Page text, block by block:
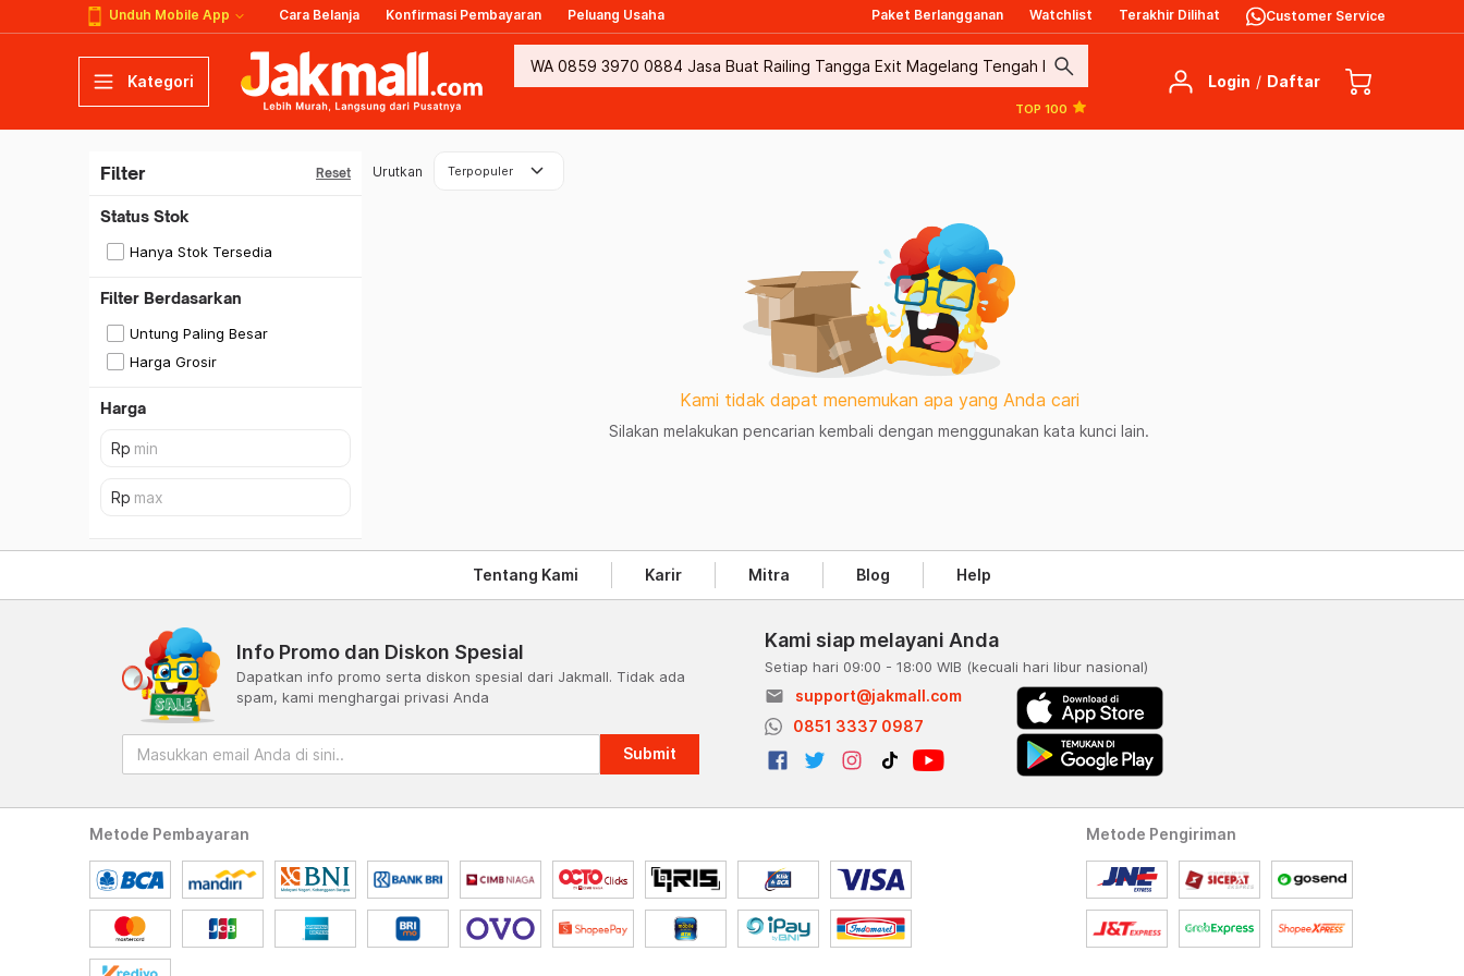
Unduh Mobile App Cara Belanja Konfirmasi Pembayaran Peluang Usaha Paket Berlangganan Watchlist Terakhir Dilihat Customer Service
Kategori search
TOP 100
Login / Daftar
Filter Reset
Status Stok
Hanya Stok Tersedia
Filter Berdasarkan
Untung Paling Besar
Harga Grosir
Harga
Urutkan Terpopuler keyboard_arrow_down
Kami tidak dapat menemukan apa yang Anda cari
Silakan melakukan pencarian kembali dengan menggunakan kata kunci lain.
Tentang Kami Karir Mitra Blog Help
Info Promo dan Diskon Spesial
Dapatkan info promo serta diskon spesial dari Jakmall. Tidak ada
spam, kami menghargai privasi Anda
Submit
Kami siap melayani Anda
Setiap hari 09:00 - 18:00 WIB (kecuali hari libur nasional)
email
support@jakmall.com
0851 3337 0987
Metode Pembayaran Metode Pengiriman